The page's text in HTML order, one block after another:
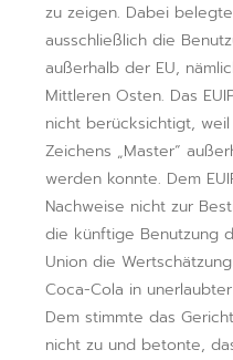
zu zeigen. Dabei
ausschließlich die
außerhalb der EU,
Mittleren Osten. Das
nicht berücksichtigt,
Zeichens „Master“
werden konnte. Dem
Nachweise nicht zur
die künftige Benutzung
Union die
Coca-Cola in
Dem stimmte das
nicht zu und betonte,